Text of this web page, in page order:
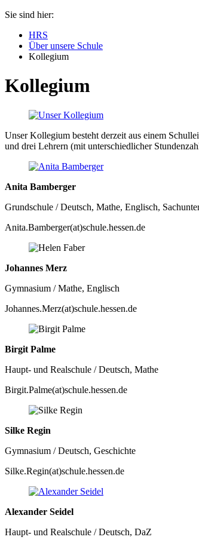
Sie sind hier:
HRS
Über unsere Schule
Kollegium
Kollegium
Unser Kollegium besteht derzeit aus einem
und drei Lehrern (mit unterschiedlicher
Anita Bamberger
Grundschule / Deutsch, Mathe, Englisch,
Anita.Bamberger(at)schule.hessen.de
Johannes Merz
Gymnasium / Mathe, Englisch
Johannes.Merz(at)schule.hessen.de
Birgit Palme
Haupt- und Realschule / Deutsch, Mathe
Birgit.Palme(at)schule.hessen.de
Silke Regin
Gymnasium / Deutsch, Geschichte
Silke.Regin(at)schule.hessen.de
Alexander Seidel
Haupt- und Realschule / Deutsch, DaZ